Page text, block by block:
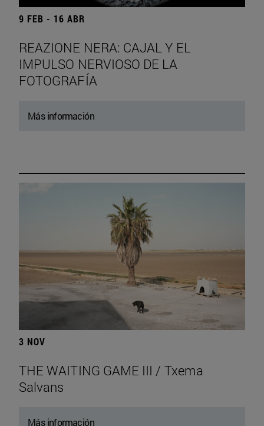
9 FEB - 16 ABR
REAZIONE NERA: CAJAL Y EL
IMPULSO NERVIOSO DE LA
FOTOGRAFÍA
Más información
3 NOV
THE WAITING GAME III / Txema
Salvans
Más información